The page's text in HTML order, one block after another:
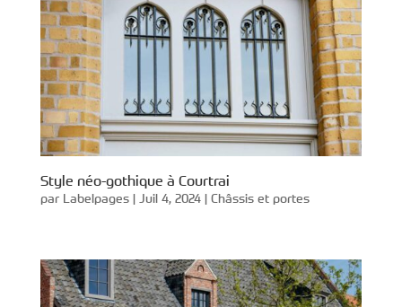
Style néo-gothique à Courtrai
par Labelpages| Juil 4, 2024| Châssis et portes